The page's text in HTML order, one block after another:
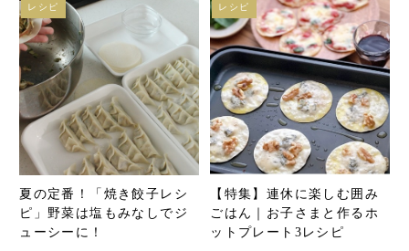
夏の定番！「焼き餃子レシ
ピ」野菜は塩もみなしでジ
ューシーに！
レシピ
【特集】連休に楽しむ囲み
ごはん｜お子さまと作るホ
ットプレート3レシピ
レシピ